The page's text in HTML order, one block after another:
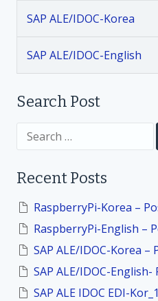
a
i
o
n
SAP ALE/IDOC-Korea
SAP ALE/IDOC-English
Search Post
c
o
Recent Posts
RaspberryPi-Korea –
RaspberryPi-English –
SAP ALE/IDOC-Korea –
SAP ALE/IDOC-English-
SAP ALE IDOC EDI-